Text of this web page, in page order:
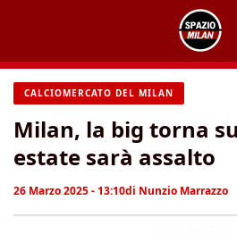
contenuto
CALCIOMERCATO DEL MILAN
Milan, la big torna
estate sarà assalto
26 Marzo 2025 - 13:10di Nunzio Marrazzo